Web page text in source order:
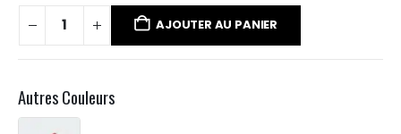
AJOUTER AU PANIER
Autres Couleurs